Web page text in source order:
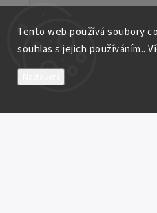
Tento web používá soubory
souhlas s jejich používáním..